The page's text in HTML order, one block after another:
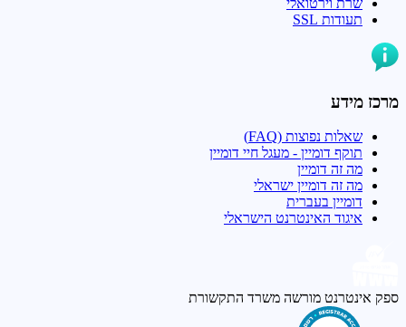
תעודות SSL
מרכז מידע
שאלות נפוצות (FAQ)
תוקף דומיין - מעגל חיי דומיין
מה זה דומיין
מה זה דומיין ישראלי
דומיין בעברית
איגוד האינטרנט הישראלי
ספק אינטרנט מורשה משרד התקשורת